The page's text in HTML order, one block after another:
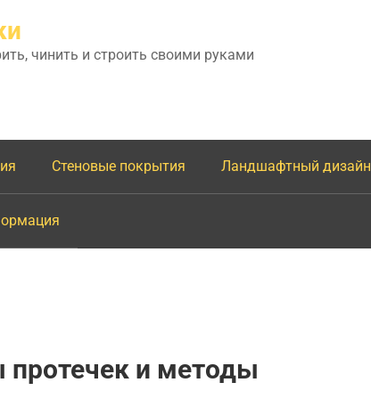
чинить и строить своими руками
Стеновые покрытия Ландшафтный дизайн
и методы